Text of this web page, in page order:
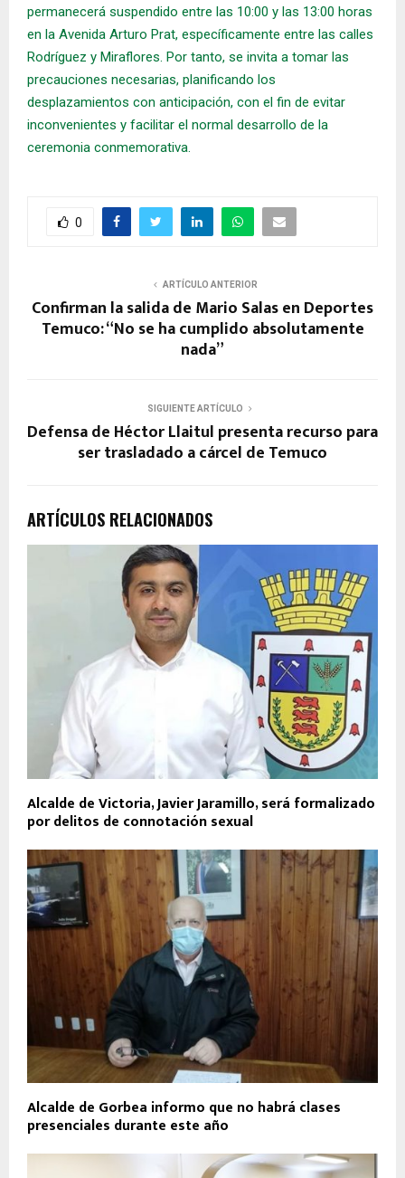
permanecerá suspendido entre las 10:00 y las 13:00 horas
en la Avenida Arturo Prat, específicamente entre las calles
Rodríguez y Miraflores. Por tanto, se invita a tomar las
precauciones necesarias, planificando los
desplazamientos con anticipación, con el fin de evitar
inconvenientes y facilitar el normal desarrollo de la
ceremonia conmemorativa.
0
ARTÍCULO ANTERIOR
Confirman la salida de Mario Salas en Deportes
Temuco: “No se ha cumplido absolutamente
nada”
SIGUIENTE ARTÍCULO
Defensa de Héctor Llaitul presenta recurso para
ser trasladado a cárcel de Temuco
ARTÍCULOS RELACIONADOS
Alcalde de Victoria, Javier Jaramillo, será formalizado
por delitos de connotación sexual
Alcalde de Gorbea informo que no habrá clases
presenciales durante este año